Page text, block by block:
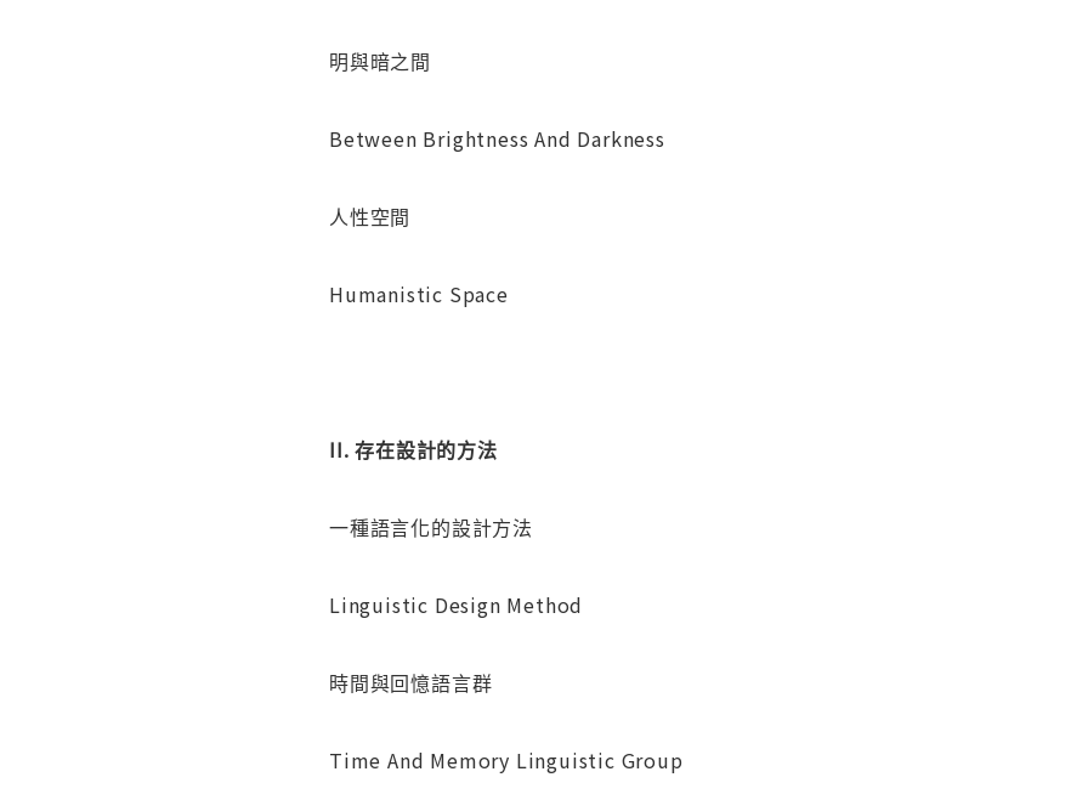
明與暗之間
Between Brightness And Darkness
人性空間
Humanistic Space
II. 存在設計的方法
一種語言化的設計方法
Linguistic Design Method
時間與回憶語言群
Time And Memory Linguistic Group